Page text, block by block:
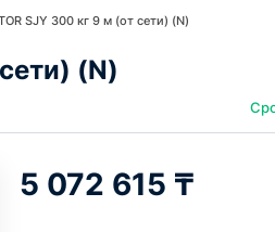
SJY 300 кг 9 м (от сети) (N)
(N)
5 072 615 ₸